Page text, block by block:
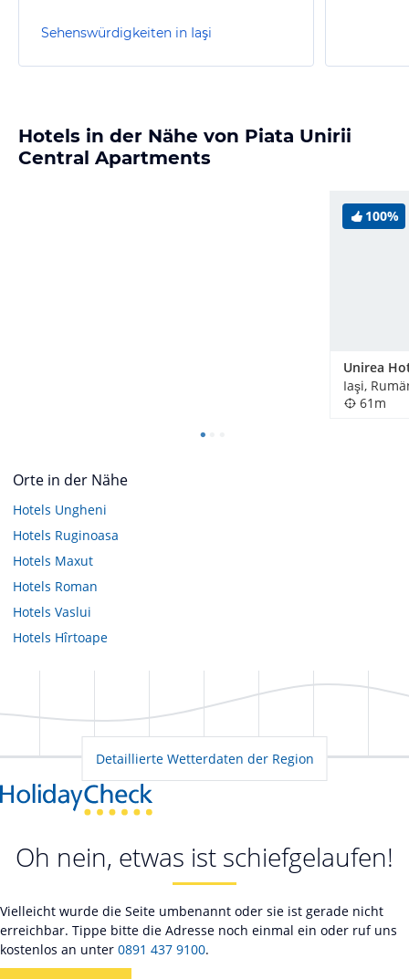
Sehenswürdigkeiten in Iaşi
Hotels in der Nähe von Piata Unirii
Central Apartments
100%
Unirea
Iaşi,
61m
Orte in der Nähe
Hotels Ungheni
Hotels Ruginoasa
Hotels Maxut
Hotels Roman
Hotels Vaslui
Hotels Hîrtoape
Detaillierte Wetterdaten der Region
Oh nein, etwas ist schiefgelaufen!
Vielleicht wurde die Seite umbenannt oder sie ist gerade nicht
erreichbar. Tippe bitte die Adresse noch einmal ein oder ruf uns
kostenlos an unter 0891 437 9100.